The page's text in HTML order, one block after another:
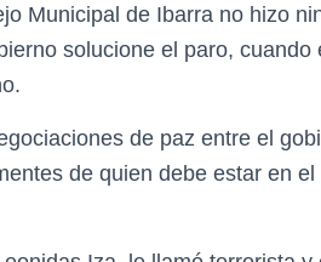
Municipal de Ibarra no hizo
solucione el paro, cuando
de paz entre el
de quien debe estar en